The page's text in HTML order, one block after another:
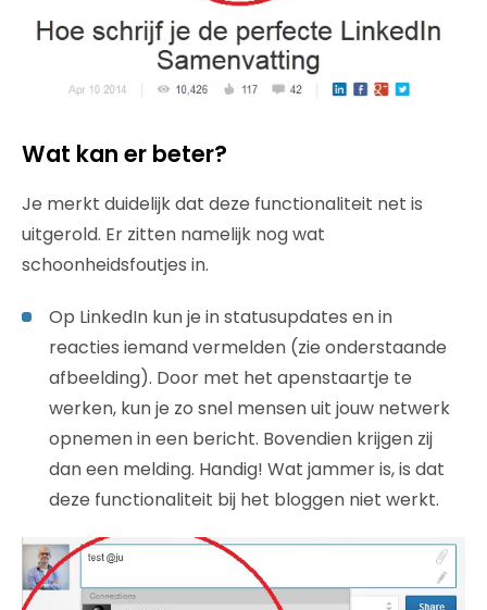
Wat kan er beter?
Je merkt duidelijk dat deze functionaliteit net is
uitgerold. Er zitten namelijk nog wat
schoonheidsfoutjes in.
Op LinkedIn kun je in statusupdates en in
reacties iemand vermelden (zie onderstaande
afbeelding). Door met het apenstaartje te
werken, kun je zo snel mensen uit jouw netwerk
opnemen in een bericht. Bovendien krijgen zij
dan een melding. Handig! Wat jammer is, is dat
deze functionaliteit bij het bloggen niet werkt.